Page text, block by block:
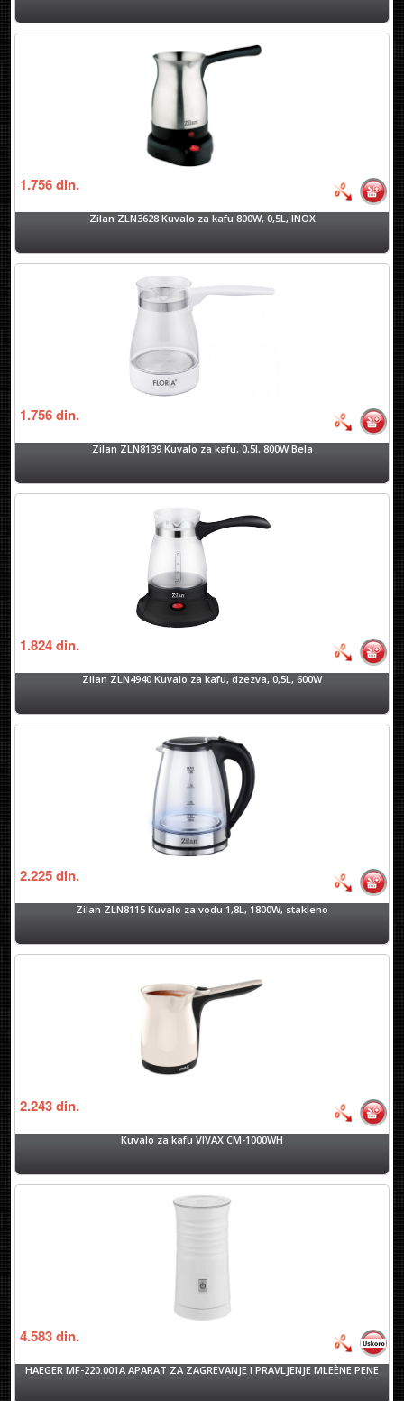
1.756din.
Zilan ZLN3628 Kuvalo za kafu 800W, 0,5L, INOX
1.756din.
Zilan ZLN8139 Kuvalo za kafu, 0,5l, 800W Bela
1.824din.
Zilan ZLN4940 Kuvalo za kafu, dzezva, 0,5L, 600W
2.225din.
Zilan ZLN8115 Kuvalo za vodu 1,8L, 1800W, stakleno
2.243din.
Kuvalo za kafu VIVAX CM-1000WH
4.583din.
HAEGER MF-220.001A APARAT ZA ZAGREVANJE I PRAVLJENJE MLEÈNE PENE